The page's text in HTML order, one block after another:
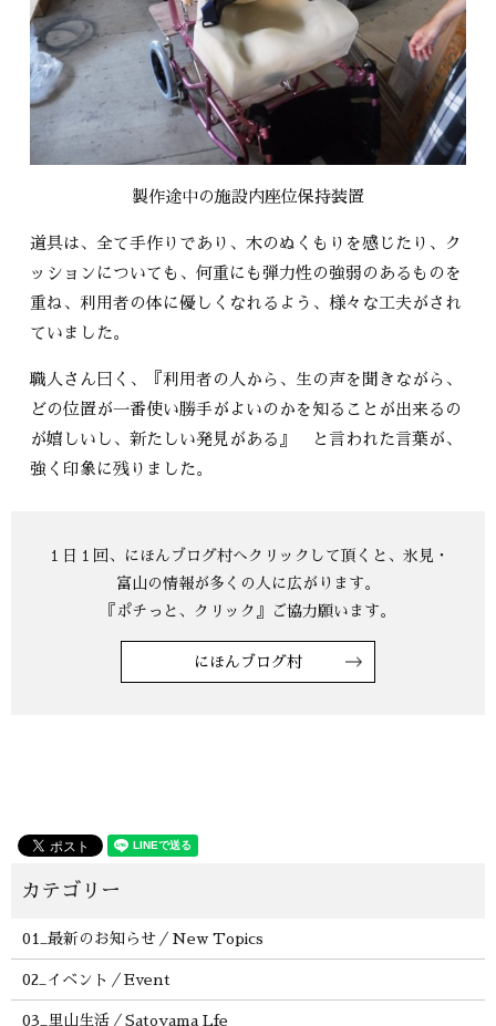
製作途中の施設内座位保持装置
道具は、全て手作りであり、木のぬくもりを感じたり、ク
ッションについても、何重にも弾力性の強弱のあるものを
重ね、利用者の体に優しくなれるよう、様々な工夫がされ
ていました。
職人さん曰く、『利用者の人から、生の声を聞きながら、
どの位置が一番使い勝手がよいのかを知ることが出来るの
が嬉しいし、新たしい発見がある』 と言われた言葉が、
強く印象に残りました。
にほんブログ村
01_最新のお知らせ／New Topics
02_イベント／Event
03_里山生活／Satoyama Lfe